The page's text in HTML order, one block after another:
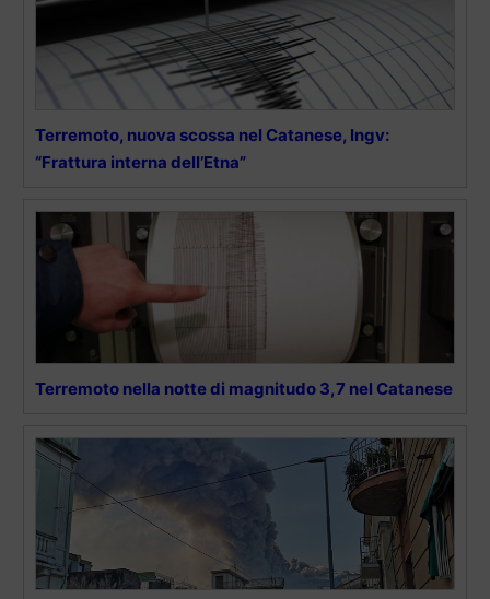
Terremoto, nuova scossa nel Catanese, Ingv:
“Frattura interna dell’Etna”
Terremoto nella notte di magnitudo 3,7 nel Catanese